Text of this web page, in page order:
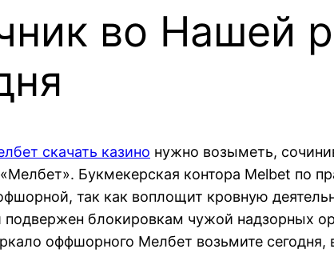
во Нашей
скачать казино нужно возыметь,
Букмекерская контора Melbet по
так как воплощит кровную
блокировкам чужой надзорных
оффшорного Мелбет возьмите